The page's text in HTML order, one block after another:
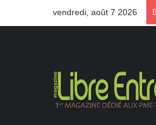
vendredi, août 7 2026